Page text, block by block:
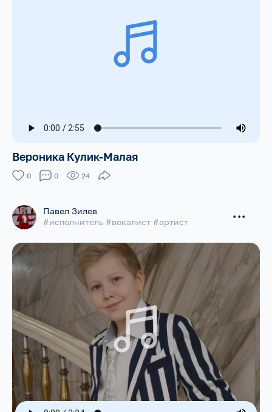
Вероника Кулик-Малая
0 0 24
Павел Зилев
#исполнитель #вокалист #артист
...